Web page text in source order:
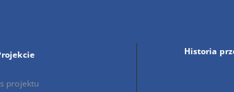
projektu
Historia